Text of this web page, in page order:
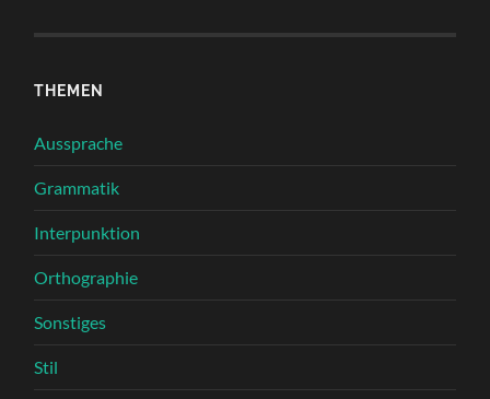
THEMEN
Aussprache
Grammatik
Interpunktion
Orthographie
Sonstiges
Stil